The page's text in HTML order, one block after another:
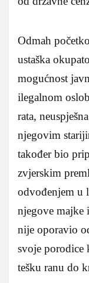
Odmah
ustaška
mogućnost
ilegalnom
rata,
njegovim
također bio
zvjerskim
odvođenjem u
njegove majke
nije oporavio
svoje porodice
tešku ranu do